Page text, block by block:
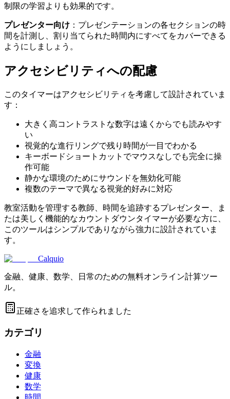
制限の学習よりも効果的です。
プレゼンター向け ：プレゼンテーションの各セクションの時
間を計測し、割り当てられた時間内にすべてをカバーできる
ようにしましょう。
アクセシビリティへの配慮
このタイマーはアクセシビリティを考慮して設計されていま
す：
大きく高コントラストな数字は遠くからでも読みやす
い
視覚的な進行リングで残り時間が一目でわかる
キーボードショートカットでマウスなしでも完全に操
作可能
静かな環境のためにサウンドを無効化可能
複数のテーマで異なる視覚的好みに対応
教室活動を管理する教師、時間を追跡するプレゼンター、ま
たは美しく機能的なカウントダウンタイマーが必要な方に、
このツールはシンプルでありながら強力に設計されていま
す。
Calquio
金融、健康、数学、日常のための無料オンライン計算ツー
ル。
正確さを追求して作られました
カテゴリ
金融
変換
健康
数学
時間